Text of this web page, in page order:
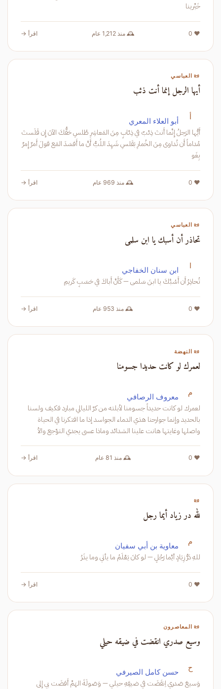
خَبِّرينا
❤️ 0 🕰️ منذ 1,212 عام اقرأ →
📜 العباسي
أيها الرجل إنما أنت ذئب
أ أبو العلاء المعري
أَيُّها الرَجلُ إِنَّما أَنتَ ذِئبٌ في ذِئابٍ مِنَ المَعاشِرِ طُلسِ حَقُّكَ الآنَ إِن قَلَستَ
مُداماً أَن تُداوى مِنَ الخُمارِ بَقَلسِ شَهِدَ اللُبُّ أَنَّ ما أَفسَدَ المَع قولَ أَمرٌ إِمرٌ
بِغَو
❤️ 0 🕰️ منذ 969 عام اقرأ →
📜 العباسي
تحاذر أن أسبك يا ابن سلمى
ا ابن سنان الخفاجي
تُحاذِرُ أَن أَسُبَّكَ يا ابنَ سَلمى — كَأَنَّ أَباكَ في حَسَبٍ كَريمِ
❤️ 0 🕰️ منذ 953 عام اقرأ →
📜 النهضة
لعمرك لو كانت حديدا جسومنا
م معروف الرصافي
لعمرك لو كانت حديداً جسومنا لأبلته من كرّ الليالي مبارد فكيف ولسنا
بالحديد وإنما جوارحنا هذي الدماء الجواسد إذا ما افتكرنا في الحياة
واصلها وغايتها هانت علينا الشدائد وماذا عسى يجدي التوّجع والأ
❤️ 0 🕰️ منذ 81 عام اقرأ →
📜
لله در زياد أيما رجل
م معاوية بن أبي سفيان
للهِ دَرُّ زِيَادٍ أيَّما رَجُلٍ — لو كانَ يَعْلَمُ ما يأتي وما يذَرُ
❤️ 0 اقرأ →
📜 المعاصرون
وسيع صدري انقضت في ضيقه حيلي
ح حسن كامل الصيرفي
وَسيعَ صَدري اِنقَضَت في ضيقِهِ حيلي — وَصَولَةَ الهَمِّ أَفضَت بي إِلى